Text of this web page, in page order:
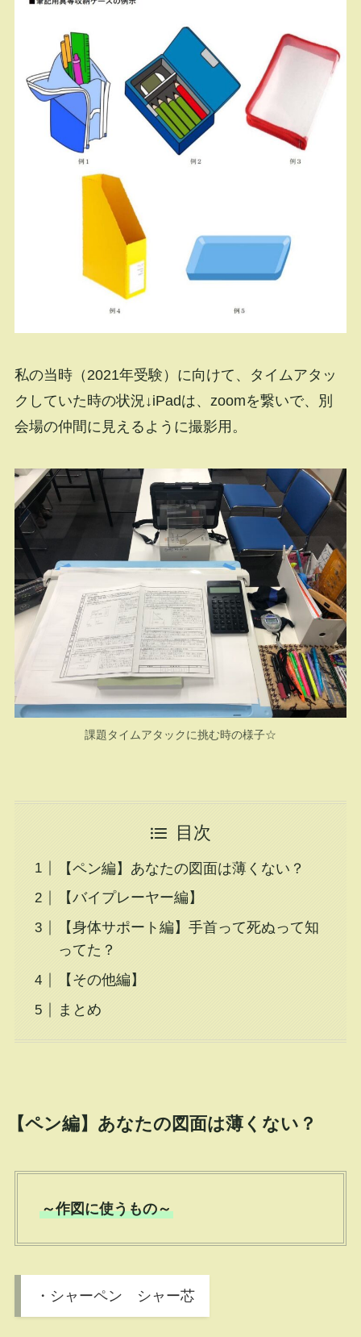
私の当時（2021年受験）に向けて、タイムアタッ
クしていた時の状況↓iPadは、zoomを繋いで、別
会場の仲間に見えるように撮影用。
課題タイムアタックに挑む時の様子☆
目次
【ペン編】あなたの図面は薄くない？
【バイプレーヤー編】
【身体サポート編】手首って死ぬって知
ってた？
【その他編】
まとめ
【ペン編】あなたの図面は薄くない？
～作図に使うもの～
・シャーペン シャー芯